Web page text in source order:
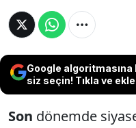
Google algoritmasına
siz seçin! Tıkla ve ekle
Son dönemde